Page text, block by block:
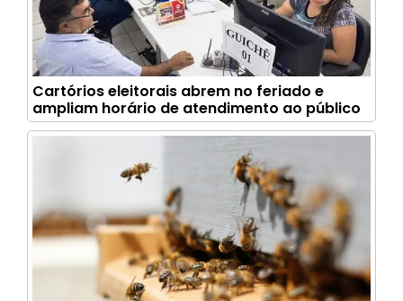
Cartórios eleitorais abrem no feriado e
ampliam horário de atendimento ao público